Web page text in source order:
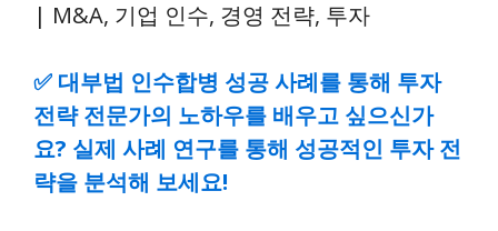
✅ 대부법 인수합병 성공 사례를 통해 투자
전략 전문가의 노하우를 배우고 싶으신가
요? 실제 사례 연구를 통해 성공적인 투자 전
략을 분석해 보세요!